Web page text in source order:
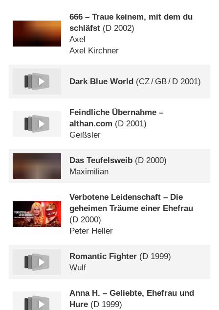
666 – Traue keinem, mit dem du
schläfst (D 2002)
Axel
Axel Kirchner
Dark Blue World (CZ/ GB/ D 2001)
Feindliche Übernahme –
althan.com (D 2001)
Geißsler
Das Teufelsweib (D 2000)
Maximilian
Verbotene Leidenschaft – Die
geheimen Träume einer Ehefrau
(D 2000)
Peter Heller
Romantic Fighter (D 1999)
Wulf
Anna H. – Geliebte, Ehefrau und
Hure (D 1999)